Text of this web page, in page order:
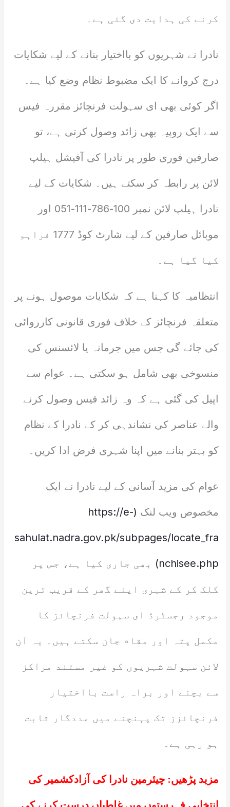
کرنے کی ہدایت دی گئی ہے۔
نادرا نے شہریوں کو بااختیار بنانے کے لیے شکایات
درج کروانے کا ایک مضبوط نظام وضع کیا ہے۔
اگر کوئی بھی ای سہولت فرنچائز مقررہ فیس
سے ایک روپیہ بھی زائد وصول کرتی ہے، تو
صارفین فوری طور پر نادرا کی آفیشل ہیلپ
لائن پر رابطہ کر سکتے ہیں۔ شکایات کے لیے
نادرا ہیلپ لائن نمبر 100-786-111-051 اور
موبائل صارفین کے لیے شارٹ کوڈ 1777 فراہم
کیا گیا ہے۔
انتظامیہ کا کہنا ہے کہ شکایات موصول ہونے پر
متعلقہ فرنچائز کے خلاف فوری قانونی کارروائی
کی جائے گی جس میں جرمانہ یا لائسنس کی
منسوخی بھی شامل ہو سکتی ہے۔ عوام سے
اپیل کی گئی ہے کہ وہ زائد فیس وصول کرنے
والے عناصر کی نشاندہی کر کے نادرا کے نظام
کو بہتر بنانے میں اپنا شہری فرض ادا کریں۔
عوام کی مزید آسانی کے لیے نادرا نے ایک
مخصوص ویب لنک (https://e-
sahulat.nadra.gov.pk/subpages/locate_fra
nchisee.php) بھی جاری کیا ہے، جس پر
کلک کر کے شہری اپنے گھر کے قریب ترین
موجود رجسٹرڈ ای سہولت فرنچائز کا
مکمل پتہ اور مقام جان سکتے ہیں۔ یہ آن
لائن سہولت شہریوں کو غیر مستند مراکز
سے بچنے اور براہ راست بااختیار
فرنچائزز تک پہنچنے میں مددگار ثابت
ہو رہی ہے۔
مزید پڑھیں: چیئرمین نادرا کی آزادکشمیر کی